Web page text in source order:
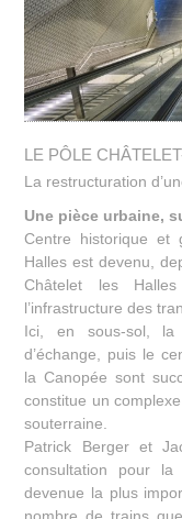
LE PÔLE
La restructuration
Une pièce urbaine,
Centre historique et
Halles est devenu,
Châtelet les
l’infrastructure des
Ici, en sous-sol, la
d’échange, puis le
la Canopée sont
constitue un
souterraine.
Patrick Berger et
consultation pour la
devenue la plus